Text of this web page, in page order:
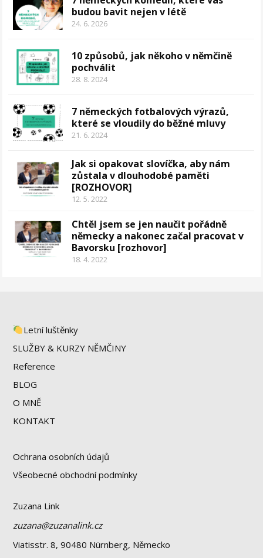
budou bavit nejen v létě
24. 6. 2026
10 způsobů, jak někoho v němčině
pochválit
28. 8. 2024
7 německých fotbalových výrazů,
které se vloudily do běžné mluvy
21. 6. 2024
Jak si opakovat slovíčka, aby nám
zůstala v dlouhodobé paměti
[ROZHOVOR]
12. 5. 2022
Chtěl jsem se jen naučit pořádně
německy a nakonec začal pracovat v
Bavorsku [rozhovor]
18. 4. 2022
Letní luštěnky
SLUŽBY & KURZY NĚMČINY
Reference
BLOG
O MNĚ
KONTAKT
Ochrana osobních údajů
Všeobecné obchodní podmínky
Zuzana Link
zuzana@zuzanalink.cz
Viatisstr. 8, 90480 Nürnberg, Německo